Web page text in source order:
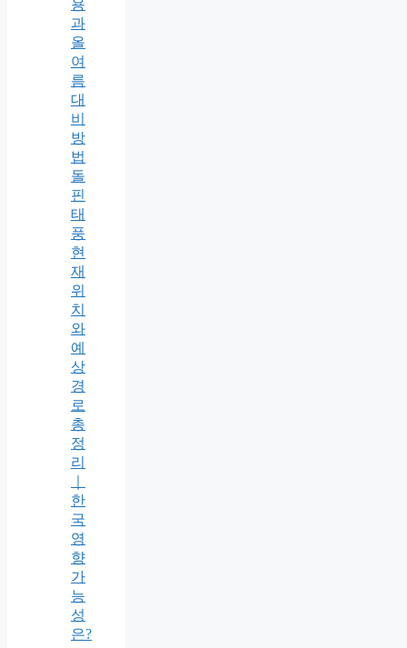
용
과
올
여
름
대
비
방
법
돌
핀
태
풍
현
재
위
치
와
예
상
경
로
총
정
리
한
국
영
향
가
능
성
은?